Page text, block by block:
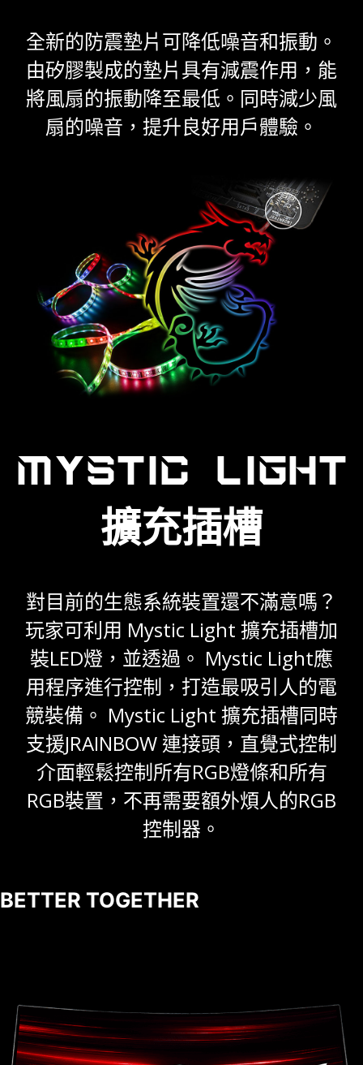
全新的防震墊片可降低噪音和振動。
由矽膠製成的墊片具有減震作用，能
將風扇的振動降至最低。同時減少風
扇的噪音，提升良好用戶體驗。
MYSTIC LIGHT
擴充插槽
對目前的生態系統裝置還不滿意嗎？
玩家可利用 Mystic Light 擴充插槽加
裝LED燈，並透過。 Mystic Light應
用程序進行控制，打造最吸引人的電
競裝備。 Mystic Light 擴充插槽同時
支援JRAINBOW 連接頭，直覺式控制
介面輕鬆控制所有RGB燈條和所有
RGB裝置，不再需要額外煩人的RGB
控制器。
BETTER TOGETHER